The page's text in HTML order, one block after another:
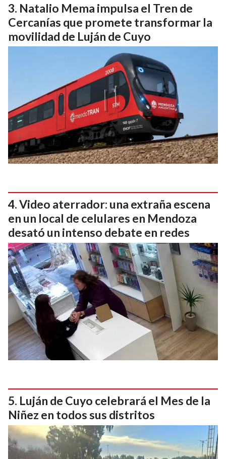
Natalio Mema impulsa el Tren de
Cercanías que promete transformar la
movilidad de Luján de Cuyo
Video aterrador: una extraña escena
en un local de celulares en Mendoza
desató un intenso debate en redes
Luján de Cuyo celebrará el Mes de la
Niñez en todos sus distritos